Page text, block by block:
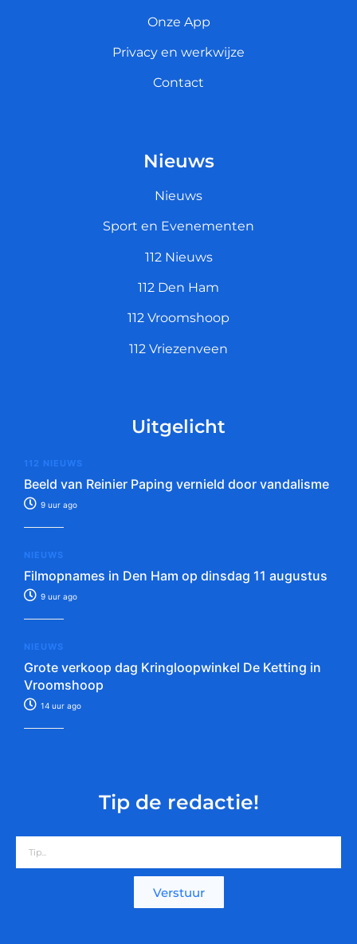
Onze App
Privacy en werkwijze
Contact
Nieuws
Nieuws
Sport en Evenementen
112 Nieuws
112 Den Ham
112 Vroomshoop
112 Vriezenveen
Uitgelicht
112 NIEUWS
Beeld van Reinier Paping vernield door vandalisme
9 uur ago
NIEUWS
Filmopnames in Den Ham op dinsdag 11 augustus
9 uur ago
NIEUWS
Grote verkoop dag Kringloopwinkel De Ketting in
Vroomshoop
14 uur ago
Tip de redactie!
Verstuur